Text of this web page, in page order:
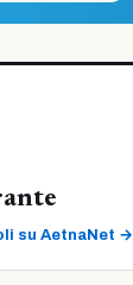
su AetnaNet →